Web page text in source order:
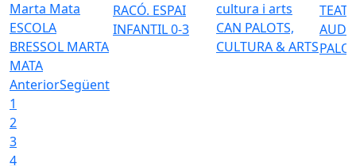
ESCOLA
BRESSOL MARTA
MATA
RACÓ. ESPAI
INFANTIL 0-3
CAN PALOTS,
CULTURA & ARTS
AnteriorSegüent
1
2
3
4